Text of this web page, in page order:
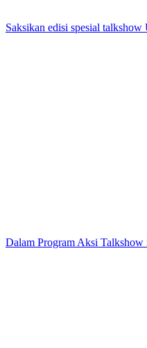
Saksikan edisi spesial
Dalam Program Aksi